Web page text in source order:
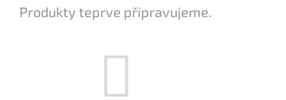
Produkty teprve připravujeme.